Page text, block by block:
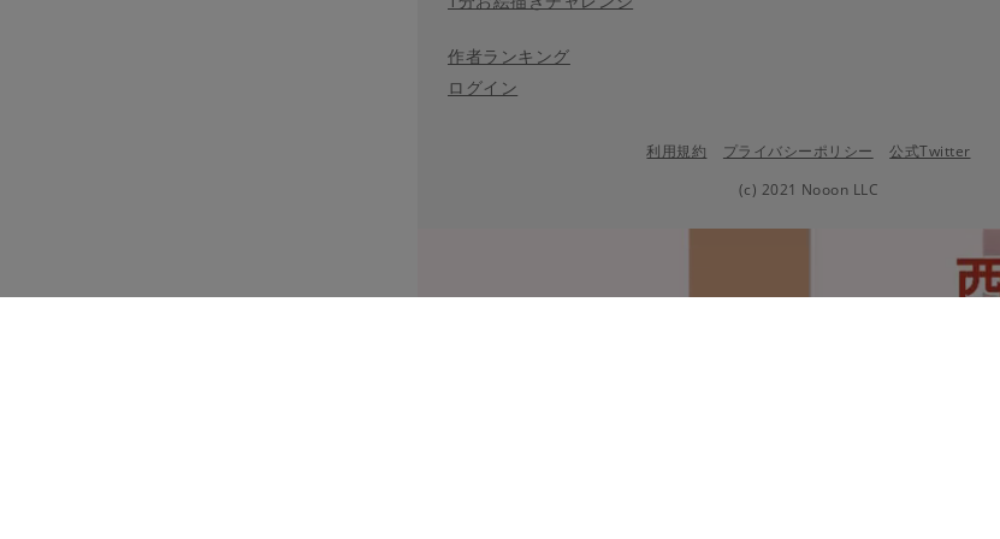
作者ランキング
ログイン
利用規約 プライバシーポリシー
公式Twitter
(c) 2021 Nooon LLC